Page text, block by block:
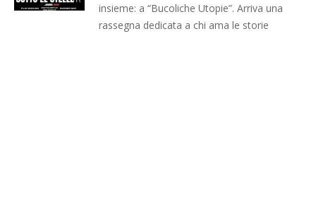
insieme: a “Bucoliche Utopie”. Arriva una
rassegna dedicata a chi ama le storie